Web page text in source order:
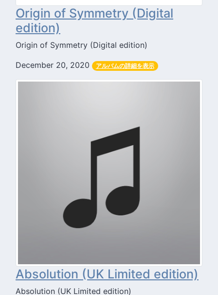
Origin of Symmetry (Digital
edition)
Origin of Symmetry (Digital edition)
December 20, 2020 アルバムの詳細を表示
Absolution (UK Limited edition)
Absolution (UK Limited edition)